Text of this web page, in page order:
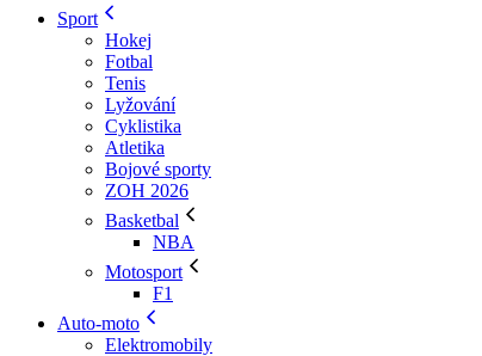
Sport
Hokej
Fotbal
Tenis
Lyžování
Cyklistika
Atletika
Bojové sporty
ZOH 2026
Basketbal
NBA
Motosport
F1
Auto-moto
Elektromobily